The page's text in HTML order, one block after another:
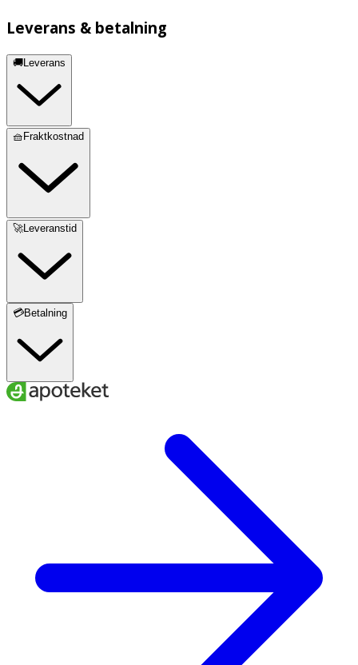
Leverans & betalning
🚚Leverans
🧺Fraktkostnad
🚀Leveranstid
💳Betalning